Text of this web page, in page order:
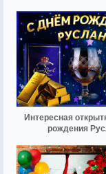
Интересная
рождения